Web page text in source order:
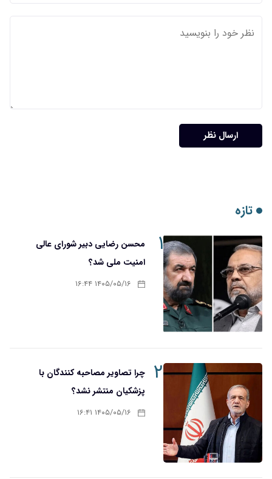
ارسال نظر
تازه
۱
محسن رضایی دبیر شورای عالی
امنیت ملی شد؟
۱۴۰۵/۰۵/۱۶ ۱۶:۴۴
۲
چرا تصاویر مصاحبه کنندگان با
پزشکیان منتشر نشد؟
۱۴۰۵/۰۵/۱۶ ۱۶:۴۱